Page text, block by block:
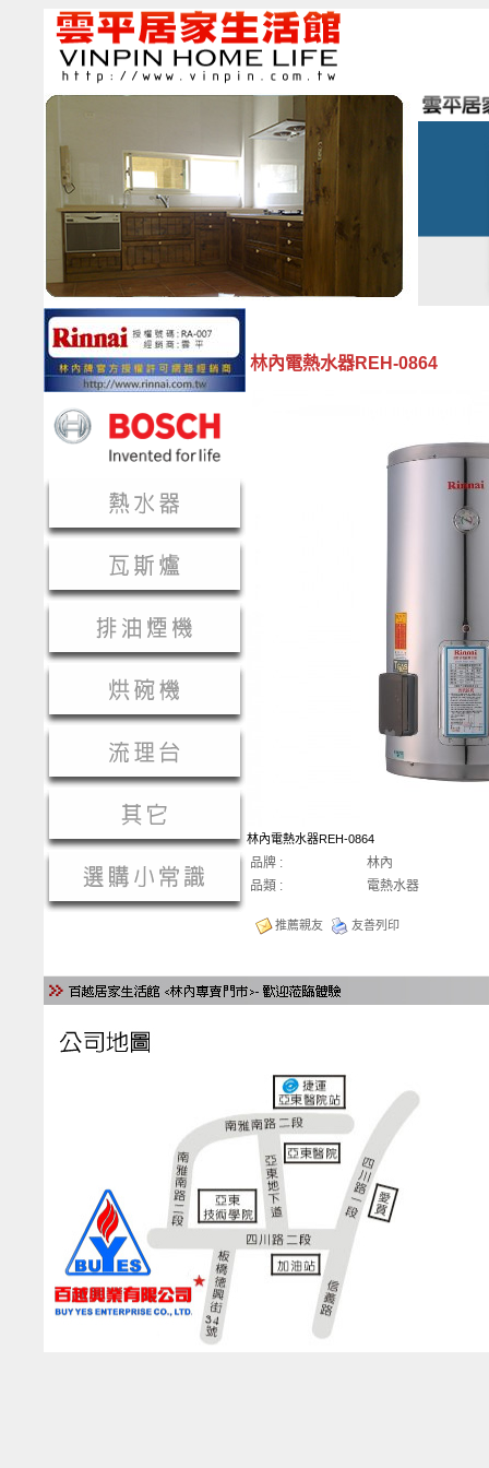
林內電熱水器REH-0864
林內電熱水器REH-0864
品牌 :
林內
品類 :
電熱水器
推薦親友 友善列印